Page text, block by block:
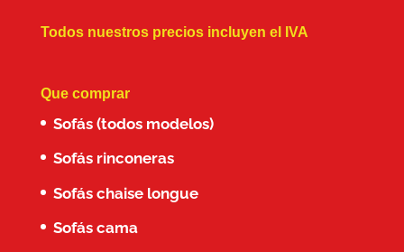
Todos nuestros precios incluyen el IVA
Que comprar
Sofás (todos modelos)
Sofás rinconeras
Sofás chaise longue
Sofás cama